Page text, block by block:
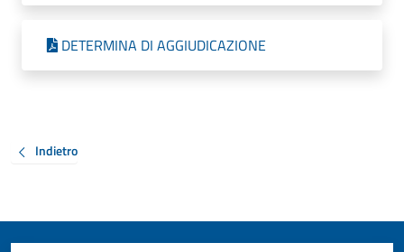
DETERMINA DI AGGIUDICAZIONE
Indietro